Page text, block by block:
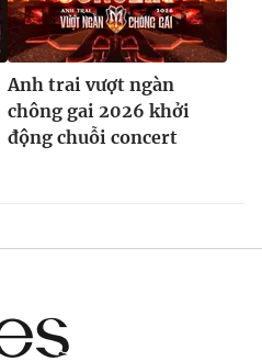
Anh trai vượt ngàn
chông gai 2026 khởi
động chuỗi concert